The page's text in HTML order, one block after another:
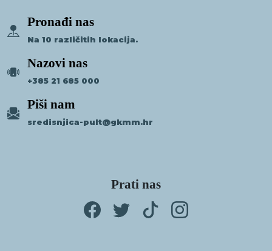
Pronađi nas
Na 10 različitih lokacija.
Nazovi nas
+385 21 685 000
Piši nam
sredisnjica-pult@gkmm.hr
Prati nas